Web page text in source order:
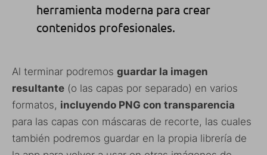
herramienta moderna para crear
contenidos profesionales.
Al terminar podremos guardar la imagen
resultante (o las capas por separado) en varios
formatos, incluyendo PNG con transparencia
para las capas con máscaras de recorte, las cuales
también podremos guardar en la propia librería de